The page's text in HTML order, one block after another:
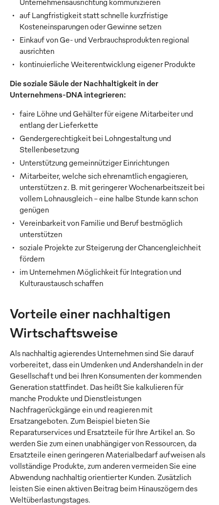
auf Langfristigkeit statt schnelle kurzfristige
Kosteneinsparungen oder Gewinne setzen
Einkauf von Ge- und Verbrauchsprodukten regional
ausrichten
kontinuierliche Weiterentwicklung eigener Produkte
Die soziale Säule der Nachhaltigkeit in der
Unternehmens-DNA integrieren:
faire Löhne und Gehälter für eigene Mitarbeiter und
entlang der Lieferkette
Gendergerechtigkeit bei Lohngestaltung und
Stellenbesetzung
Unterstützung gemeinnütziger Einrichtungen
Mitarbeiter, welche sich ehrenamtlich engagieren,
unterstützen z. B. mit geringerer Wochenarbeitszeit bei
vollem Lohnausgleich – eine halbe Stunde kann schon
genügen
Vereinbarkeit von Familie und Beruf bestmöglich
unterstützen
soziale Projekte zur Steigerung der Chancengleichheit
fördern
im Unternehmen Möglichkeit für Integration und
Kulturaustausch schaffen
Vorteile einer nachhaltigen
Wirtschaftsweise
Als nachhaltig agierendes Unternehmen sind Sie darauf
vorbereitet, dass ein Umdenken und Andershandeln in der
Gesellschaft und bei Ihren Konsumenten der kommenden
Generation stattfindet. Das heißt Sie kalkulieren für
manche Produkte und Dienstleistungen
Nachfragerückgänge ein und reagieren mit
Ersatzangeboten. Zum Beispiel bieten Sie
Reparaturservices und Ersatzteile für Ihre Artikel an. So
werden Sie zum einen unabhängiger von Ressourcen, da
Ersatzteile einen geringeren Materialbedarf aufweisen als
vollständige Produkte, zum anderen vermeiden Sie eine
Abwendung nachhaltig orientierter Kunden. Zusätzlich
leisten Sie einen aktiven Beitrag beim Hinauszögern des
Weltüberlastungstages.